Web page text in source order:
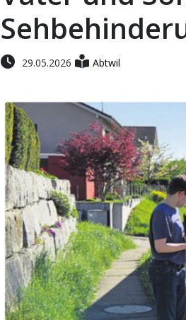
29.05.2026 Abtwil